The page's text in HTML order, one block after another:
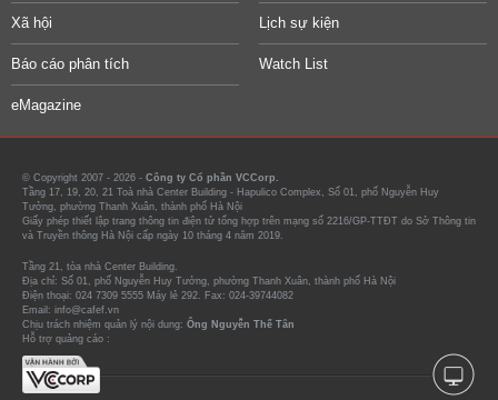
Xã hội Lịch sự kiện
Báo cáo phân tích Watch List
eMagazine
© Copyright 2007 - 2026 - Công ty Cổ phần VCCorp.
Tầng 17, 19, 20, 21 Toà nhà Center Building - Hapulico Complex, Số 01, phố Nguyễn Huy
Tưởng, phường Thanh Xuân, thành phố Hà Nội
Giấy phép thiết lập trang thông tin điện tử tổng hợp trên mạng số 2216/GP-TTĐT do Sở Thông tin
và Truyền thông Hà Nội cấp ngày 10 tháng 4 năm 2019.
Tầng 21, tòa nhà Center Building.
Địa chỉ: Số 01, phố Nguyễn Huy Tưởng, phường Thanh Xuân, thành phố Hà Nội
Điện thoại: 024 7309 5555 Máy lẻ 292. Fax: 024-39744082
Email: info@cafef.vn
Chịu trách nhiệm quản lý nội dung: Ông Nguyễn Thế Tân
Hỗ trợ quảng cáo :